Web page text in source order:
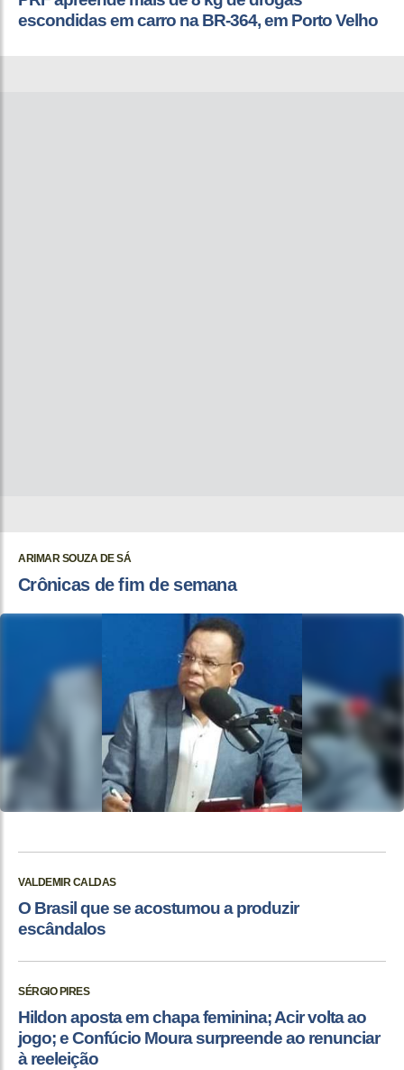
escondidas em carro na BR-364, em Porto Velho
ARIMAR SOUZA DE SÁ
Crônicas de fim de semana
VALDEMIR CALDAS
O Brasil que se acostumou a produzir
escândalos
SÉRGIO PIRES
Hildon aposta em chapa feminina; Acir volta ao
jogo; e Confúcio Moura surpreende ao renunciar
à reeleição